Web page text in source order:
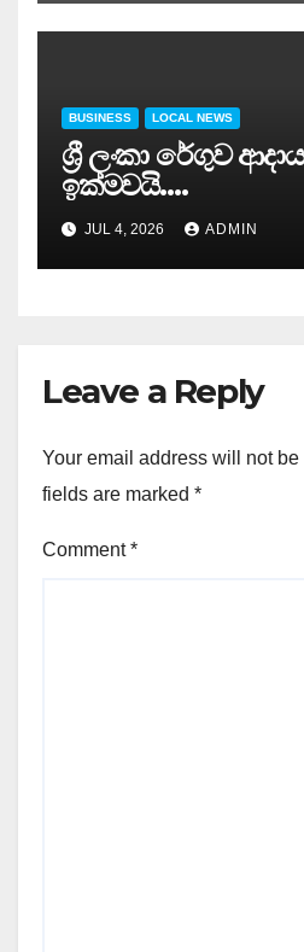
BUSINESS LOCAL NEWS
ශ්‍රී ලංකා රේගුව
ඉක්මවයි….
JUL 4, 2026 ADMIN
Leave a Reply
Your email address will not
fields are marked *
Comment*